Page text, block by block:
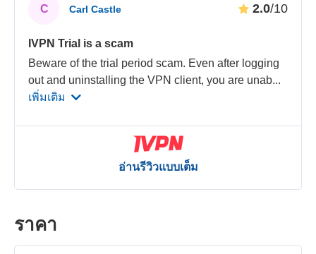
C Carl Castle 2.0/10
IVPN Trial is a scam
Beware of the trial period scam. Even after logging
out and uninstalling the VPN client, you are unab...
เพิ่มเติม
อ่านรีวิวแบบเต็ม
ราคา